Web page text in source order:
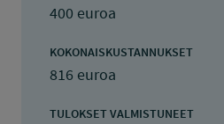
400 euroa
KOKONAISKUSTANNUKSET
816 euroa
TULOKSET VALMISTUNEET